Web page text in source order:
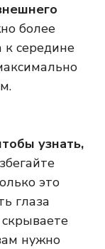
более
середине
узнать,
это
глаза
нужно